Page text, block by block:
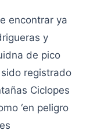
encontrar ya
y
de pico
registrado
Ciclopes
‘en peligro